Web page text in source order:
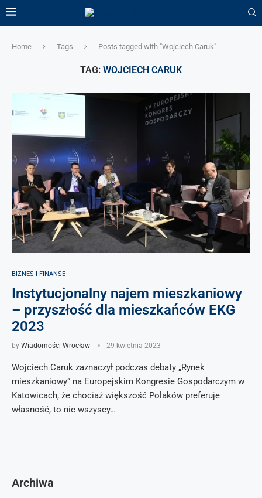
Home Tags Posts tagged with "Wojciech Caruk"
TAG: WOJCIECH CARUK
BIZNES I FINANSE
Instytucjonalny najem mieszkaniowy
– przyszłość dla mieszkańców EKG
2023
by Wiadomości Wrocław 29 kwietnia 2023
Wojciech Caruk zaznaczył podczas debaty „Rynek
mieszkaniowy” na Europejskim Kongresie Gospodarczym w
Katowicach, że chociaż większość Polaków preferuje
własność, to nie wszyscy…
Archiwa